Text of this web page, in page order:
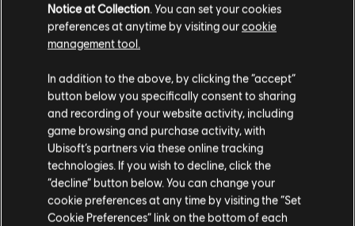
您是简体中文用户？
请您访问我们的简体中文商店来完成购买
留在此商店
重新选择您的商店
Notice at Collection . You can set your cookies
preferences at anytime by visiting ourcookie
management tool.
In addition to the above, by clicking the “accept”
button below you specifically consent to sharing
and recording of your website activity, including
game browsing and purchase activity, with
Ubisoft’s partners via these online tracking
technologies. If you wish to decline, click the
“decline” button below. You can change your
cookie preferences at any time by visiting the “Set
Cookie Preferences” link on the bottom of each